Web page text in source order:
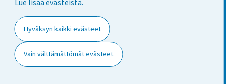
Lue lisää evästeistä.
Hyväksyn kaikki evästeet
Vain välttämättömät evästeet
Saavutettavuus
Tietoa sivustosta
Evästeasetukset